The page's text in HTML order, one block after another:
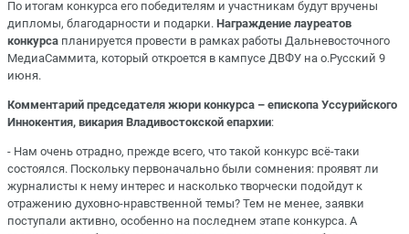
По итогам конкурса его победителям и участникам будут вручены
дипломы, благодарности и подарки. Награждение лауреатов
конкурса планируется провести в рамках работы Дальневосточного
МедиаСаммита, который откроется в кампусе ДВФУ на о.Русский 9
июня.
Комментарий председателя жюри конкурса – епископа Уссурийского
Иннокентия, викария Владивостокской епархии:
- Нам очень отрадно, прежде всего, что такой конкурс всё-таки
состоялся. Поскольку первоначально были сомнения: проявят ли
журналисты к нему интерес и насколько творчески подойдут к
отражению духовно-нравственной темы? Тем не менее, заявки
поступали активно, особенно на последнем этапе конкурса. А